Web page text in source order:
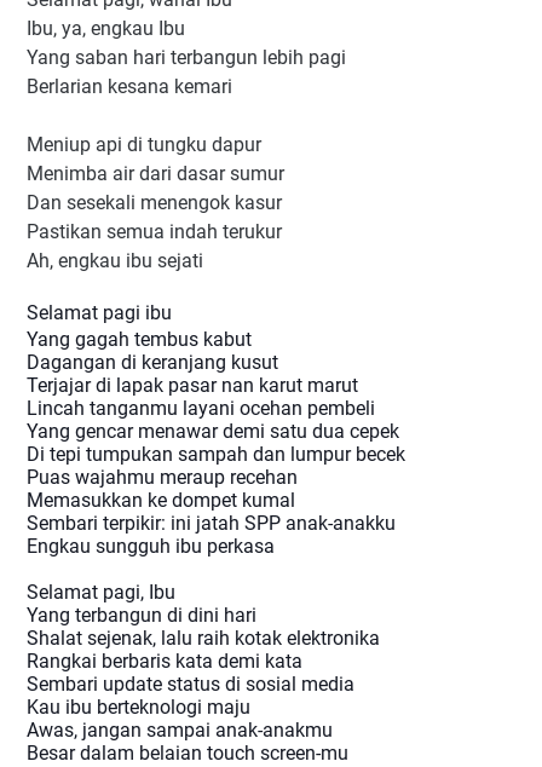
Ibu, ya, engkau Ibu
Yang saban hari terbangun lebih pagi
Berlarian kesana kemari
Meniup api di tungku dapur
Menimba air dari dasar sumur
Dan sesekali menengok kasur
Pastikan semua indah terukur
Ah, engkau ibu sejati
Selamat pagi ibu
Yang gagah tembus kabut
Dagangan di keranjang kusut
Terjajar di lapak pasar nan karut marut
Lincah tanganmu layani ocehan pembeli
Yang gencar menawar demi satu dua cepek
Di tepi tumpukan sampah dan lumpur becek
Puas wajahmu meraup recehan
Memasukkan ke dompet kumal
Sembari terpikir: ini jatah SPP anak-anakku
Engkau sungguh ibu perkasa
Selamat pagi, Ibu
Yang terbangun di dini hari
Shalat sejenak, lalu raih kotak elektronika
Rangkai berbaris kata demi kata
Sembari update status di sosial media
Kau ibu berteknologi maju
Awas, jangan sampai anak-anakmu
Besar dalam belaian touch screen-mu